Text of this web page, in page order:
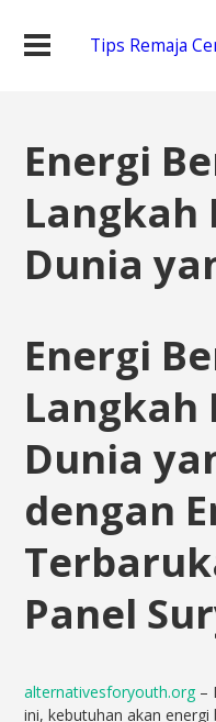
Tips Remaja
Energi
Langkah
Dunia
Energi
Langkah
Dunia
dengan
Panel
alternativesforyouth.org –
ini, kebutuhan akan